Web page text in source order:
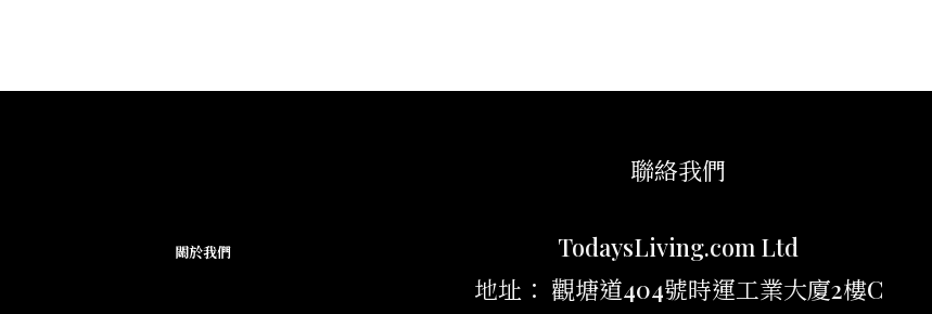
關於我們
聯絡我們
TodaysLiving.com Ltd
地址： 觀塘道404號時運工業大廈2樓C